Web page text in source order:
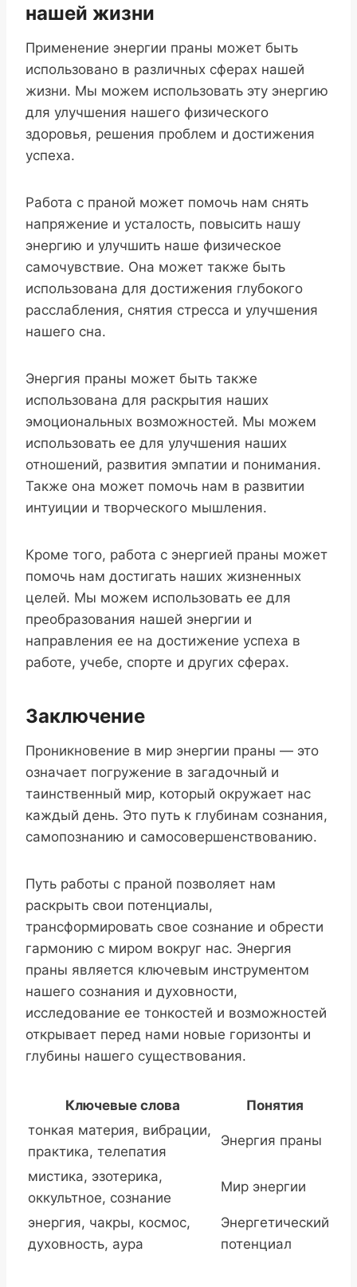
нашей жизни
Применение энергии праны может быть
использовано в различных сферах нашей
жизни. Мы можем использовать эту энергию
для улучшения нашего физического
здоровья, решения проблем и достижения
успеха.
Работа с праной может помочь нам снять
напряжение и усталость, повысить нашу
энергию и улучшить наше физическое
самочувствие. Она может также быть
использована для достижения глубокого
расслабления, снятия стресса и улучшения
нашего сна.
Энергия праны может быть также
использована для раскрытия наших
эмоциональных возможностей. Мы можем
использовать ее для улучшения наших
отношений, развития эмпатии и понимания.
Также она может помочь нам в развитии
интуиции и творческого мышления.
Кроме того, работа с энергией праны может
помочь нам достигать наших жизненных
целей. Мы можем использовать ее для
преобразования нашей энергии и
направления ее на достижение успеха в
работе, учебе, спорте и других сферах.
Заключение
Проникновение в мир энергии праны — это
означает погружение в загадочный и
таинственный мир, который окружает нас
каждый день. Это путь к глубинам сознания,
самопознанию и самосовершенствованию.
Путь работы с праной позволяет нам
раскрыть свои потенциалы,
трансформировать свое сознание и обрести
гармонию с миром вокруг нас. Энергия
праны является ключевым инструментом
нашего сознания и духовности,
исследование ее тонкостей и возможностей
открывает перед нами новые горизонты и
глубины нашего существования.
Ключевые слова
Понятия
тонкая материя, вибрации,
практика, телепатия
Энергия праны
мистика, эзотерика,
оккультное, сознание
Мир энергии
энергия, чакры, космос,
духовность, аура
Энергетический
потенциал